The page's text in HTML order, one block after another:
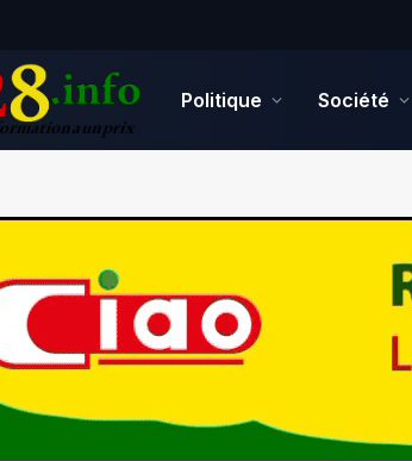
Politique Société